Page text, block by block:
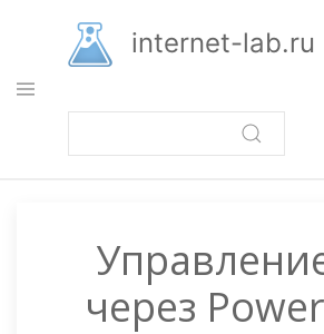
основному
содержанию
internet-lab.ru
через